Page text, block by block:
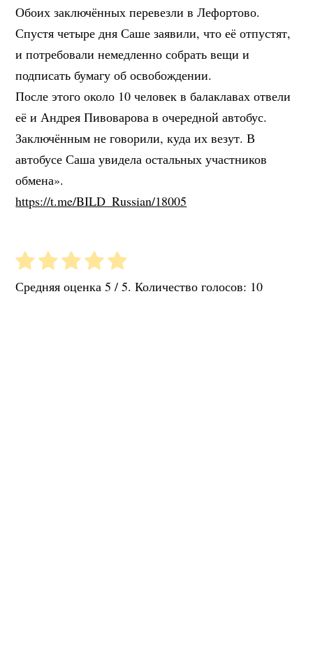
Обоих заключённых перевезли в Лефортово.
Спустя четыре дня Саше заявили, что её отпустят,
и потребовали немедленно собрать вещи и
подписать бумагу об освобождении.
После этого около 10 человек в балаклавах отвели
её и Андрея Пивоварова в очередной автобус.
Заключённым не говорили, куда их везут. В
автобусе Саша увидела остальных участников
обмена».
https://t.me/BILD_Russian/18005
Средняя оценка5 / 5. Количество голосов: 10